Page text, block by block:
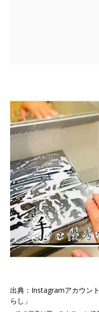
出典：Instagramアカウン
らし」